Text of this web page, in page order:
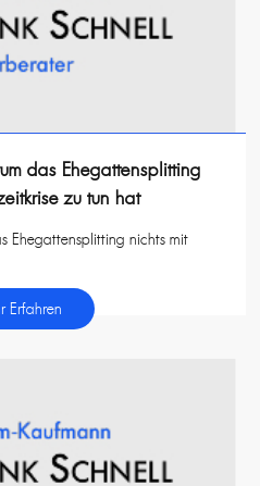
das Ehegattensplitting
zu tun hat
Ehegattensplitting nichts mit
Erfahren